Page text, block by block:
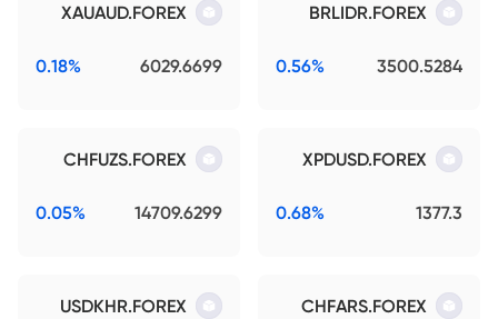
BRLIDR.FOREX
3500.5284
0.56%
XAUAUD.FOREX
6029.6699
0.18%
XPDUSD.FOREX
1377.3
0.68%
CHFUZS.FOREX
14709.6299
0.05%
CHFARS.FOREX
USDKHR.FOREX